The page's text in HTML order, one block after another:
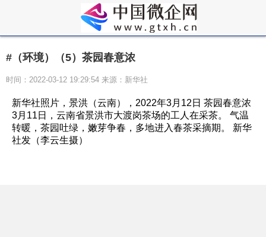
#（环境）（5）茶园春意浓
时间：2022-03-12 19:29:54 来源：新华社
新华社照片，景洪（云南），2022年3月12日 茶园春意浓
3月11日，云南省景洪市大渡岗茶场的工人在采茶。 气温
转暖，茶园吐绿，嫩芽争春，多地进入春茶采摘期。 新华
社发（李云生摄）